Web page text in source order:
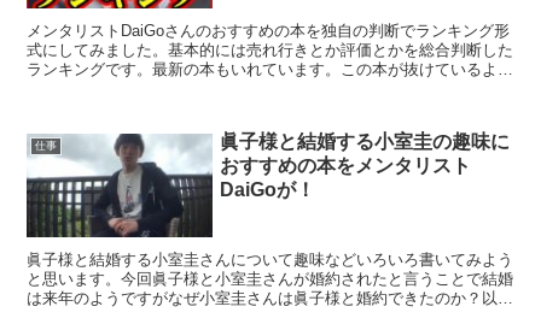
メンタリストDaiGoさんのおすすめの本を独自の判断でランキング形
式にしてみました。基本的には売れ行きとか評価とかを総合判断した
ランキングです。最新の本もいれています。この本が抜けているよと
仕事
眞子様と結婚する小室圭の趣味に
おすすめの本をメンタリスト
DaiGoが！
眞子様と結婚する小室圭さんについて趣味などいろいろ書いてみよう
と思います。今回眞子様と小室圭さんが婚約されたと言うことで結婚
は来年のようですがなぜ小室圭さんは眞子様と婚約できたのか？以前